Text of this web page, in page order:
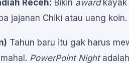
Receh: Bikin awardkayak
jajanan Chiki atau uang koin.
Tahun baru itu gak harus
PowerPoint Night